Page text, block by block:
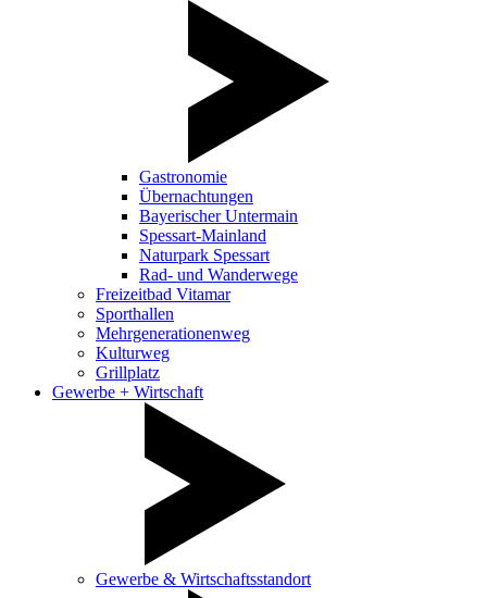
Gastronomie
Übernachtungen
Bayerischer Untermain
Spessart-Mainland
Naturpark Spessart
Rad- und Wanderwege
Freizeitbad Vitamar
Sporthallen
Mehrgenerationenweg
Kulturweg
Grillplatz
Gewerbe + Wirtschaft
Gewerbe & Wirtschaftsstandort